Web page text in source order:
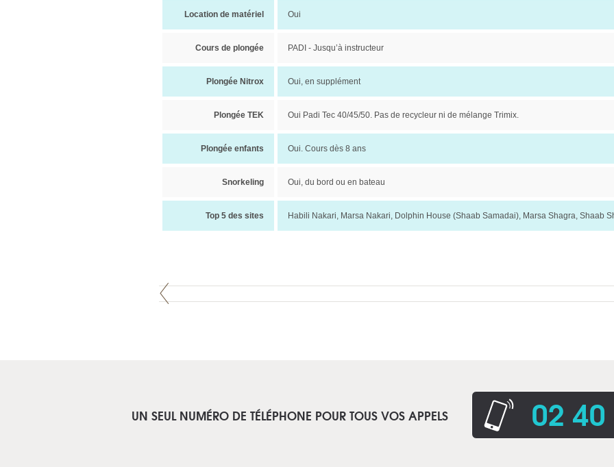
Location de matériel Oui
Cours de plongée PADI - Jusqu’à instructeur
Plongée Nitrox Oui, en supplément
Plongée TEK Oui Padi Tec 40/45/50. Pas de recycleur ni de mélange Trimix.
Plongée enfants Oui. Cours dès 8 ans
Snorkeling Oui, du bord ou en bateau
Top 5 des sites Habili Nakari, Marsa Nakari, Dolphin House (Shaab Samadai), Marsa Shagra, Shaab
UN SEUL NUMÉRO DE TÉLÉPHONE POUR TOUS VOS APPELS 02